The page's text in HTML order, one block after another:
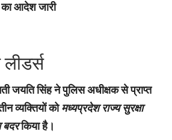
का आदेश जारी
जयति सिंह ने पुलिस अधीक्षक से प्राप्त
व्यक्तियों कोमध्यप्रदेश राज्य सुरक्षा
बदरकिया है।